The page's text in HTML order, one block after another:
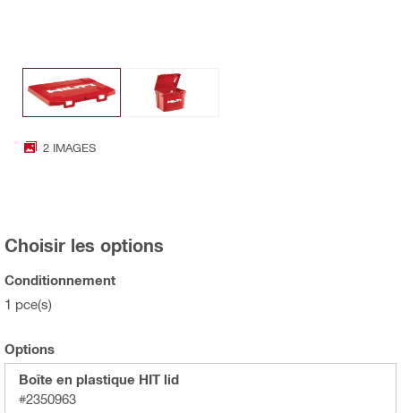
2 IMAGES
Choisir les options
Conditionnement
1 pce(s)
Options
Boîte en plastique HIT lid
#2350963